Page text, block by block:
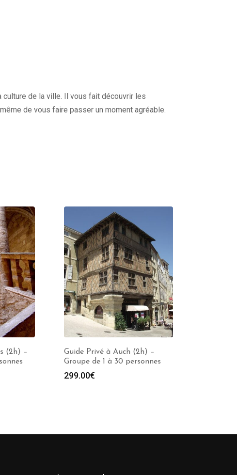
de la ville. Il vous fait découvrir les
de vous faire passer un moment agréable.
(2h) –
Guide Privé à Auch (2h) –
Groupe de 1 à 30 personnes
299.00€